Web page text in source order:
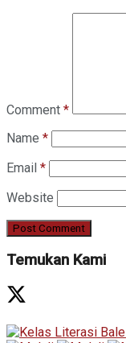
Comment *
Name *
Email *
Website
Temukan Kami